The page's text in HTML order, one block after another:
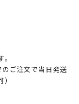
ご注文で当日発送